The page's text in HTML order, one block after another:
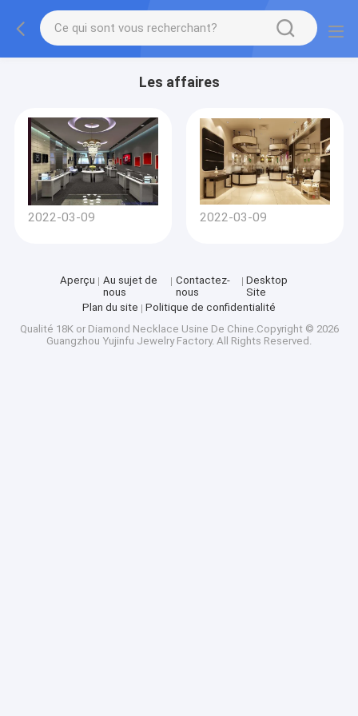
Les affaires
2022-03-09 2022-03-09
Aperçu
Au sujet de
nous
Contactez-
nous
Desktop
Site
Plan du site
Politique de confidentialité
Qualité 18K or Diamond Necklace Usine De Chine.Copyright © 2026
Guangzhou Yujinfu Jewelry Factory. All Rights Reserved.